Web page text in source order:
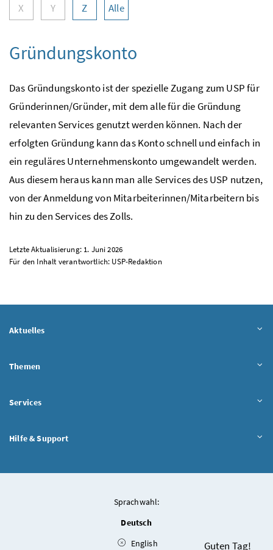
X Y Z Alle
Gründungskonto
Das Gründungskonto ist der spezielle Zugang zum USPfür
Gründerinnen/Gründer, mit dem alle für die Gründung
relevanten Services genutzt werden können. Nach der
erfolgten Gründung kann das Konto schnell und einfach in
ein reguläres Unternehmenskonto umgewandelt werden.
Aus diesem heraus kann man alle ServicesdesUSP nutzen,
von der Anmeldung von Mitarbeiterinnen/Mitarbeitern bis
hin zu den Servicesdes Zolls.
Letzte Aktualisierung: 1. Juni 2026
Für den Inhalt verantwortlich: USP-Redaktion
Aktuelles
Themen
Services
Hilfe & Support
Sprachwahl:
Deutsch
English
Chatbot
Guten Tag!